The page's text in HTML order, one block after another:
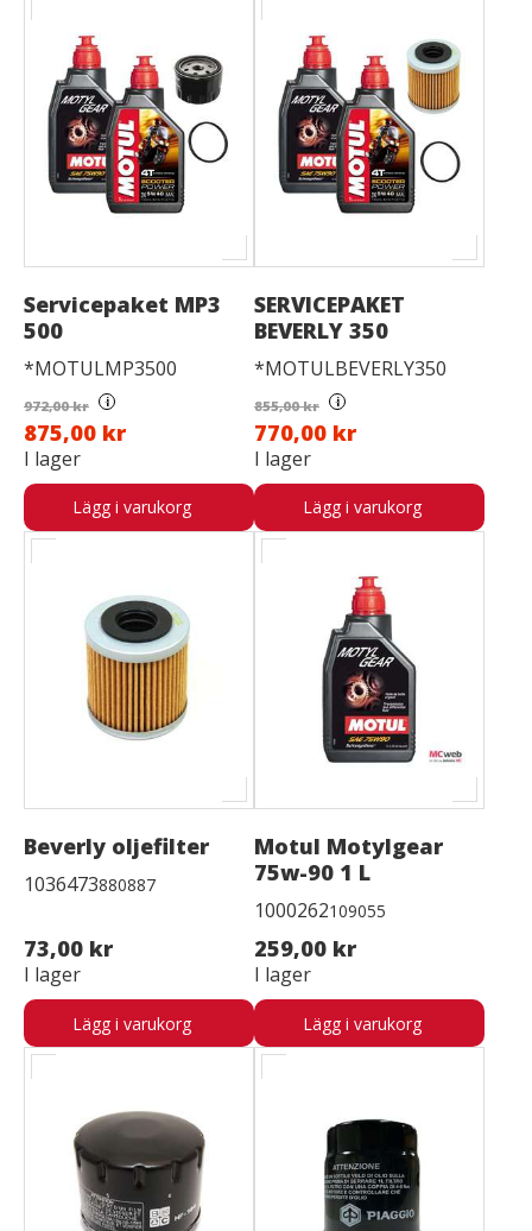
Servicepaket MP3
500
*MOTULMP3500
972,00 kr i
875,00 kr
I lager
Lägg i varukorg
SERVICEPAKET
BEVERLY 350
*MOTULBEVERLY350
855,00 kr i
770,00 kr
I lager
Lägg i varukorg
Beverly oljefilter
1036473880887
73,00 kr
I lager
Lägg i varukorg
Motul Motylgear
75w-90 1 L
1000262109055
259,00 kr
I lager
Lägg i varukorg